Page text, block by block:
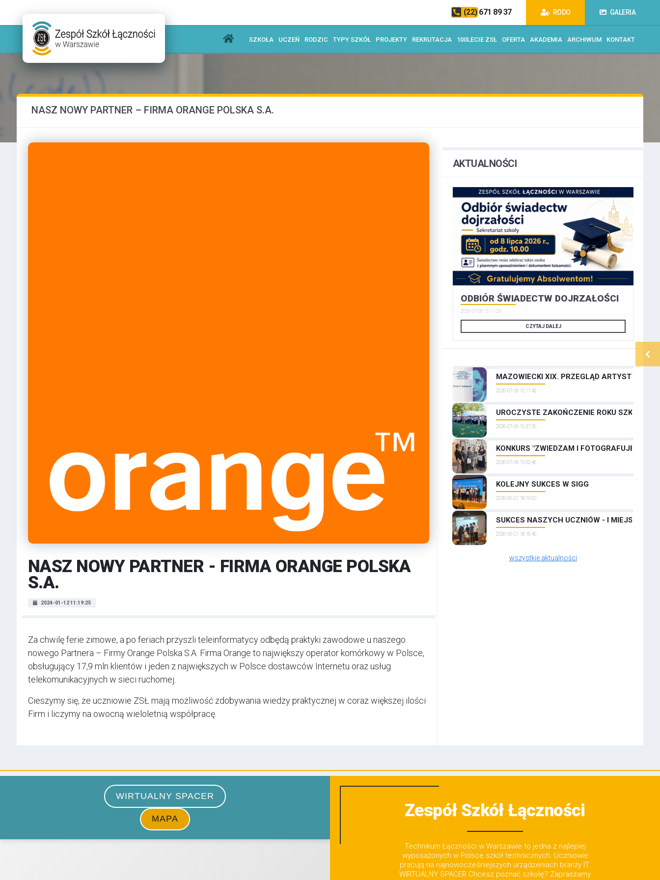
(22) 671 89 37 RODO GALERIA
SZKOŁA UCZEŃ RODZIC TYPY SZKÓŁ PROJEKTY REKRUTACJA 100LECIE ZSŁ OFERTA AKADEMIA ARCHIWUM KONTAKT
NASZ NOWY PARTNER – FIRMA ORANGE POLSKA S.A.
NASZ NOWY PARTNER - FIRMA ORANGE POLSKA
S.A.
2024-01-12 11:19:25
Za chwilę ferie zimowe, a po feriach przyszli teleinformatycy odbędą praktyki zawodowe u naszego
nowego Partnera – Firmy Orange Polska S.A. Firma Orange to największy operator komórkowy w Polsce,
obsługujący 17,9 mln klientów i jeden z największych w Polsce dostawców Internetu oraz usług
telekomunikacyjnych w sieci ruchomej.
Cieszymy się, że uczniowie ZSŁ mają możliwość zdobywania wiedzy praktycznej w coraz większej ilości
Firm i liczymy na owocną wieloletnią współpracę.
AKTUALNOŚCI
ODBIÓR ŚWIADECTW DOJRZAŁOŚCI
2026-07-06 15:11:29
CZYTAJ DALEJ
MAZOWIECKI XIX. PRZEGLĄD
2026-07-06 15:11:42
UROCZYSTE ZAKOŃCZENIE ROKU
2026-07-06 15:37:26
KONKURS "ZWIEDZAM I FOTOGRAFUJĘ
2026-07-06 15:02:46
KOLEJNY SUKCES W SIGG
2026-06-21 18:19:50
SUKCES NASZYCH UCZNIÓW - I MIEJSCE W
2026-06-21 18:16:40
wszystkie aktualności
Zespół Szkół Łączności
Technikum Łączności w Warszawie to jedna z najlepiej
wyposażonych w Polsce szkół technicznych. Uczniowie
pracują na najnowocześniejszych urządzeniach branży IT.
WIRTUALNY SPACER Chcesz poznać szkołę? Zapraszamy